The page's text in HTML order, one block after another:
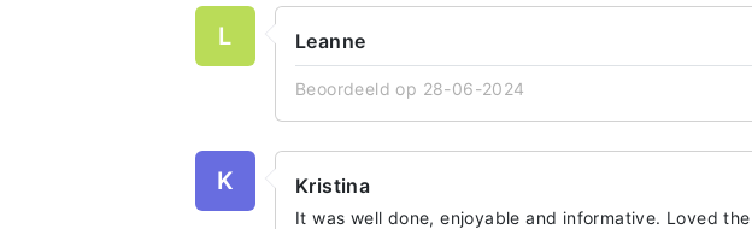
L Leanne
Beoordeeld op 28-06-2024
K Kristina
It was well done, enjoyable and informative. Loved